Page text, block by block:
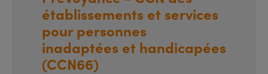
établissements et services
pour personnes
inadaptées et handicapées
(CCN66)